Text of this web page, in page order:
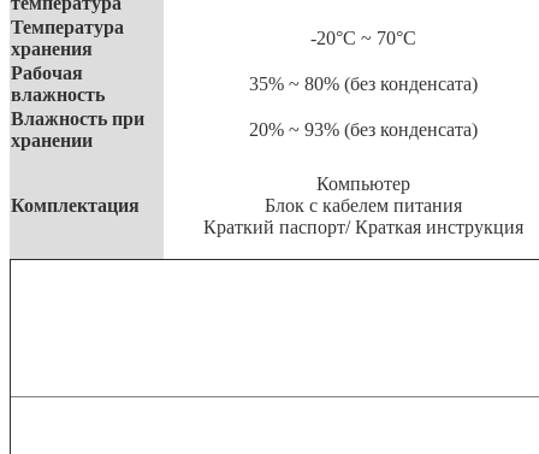
Температура
хранения
-20°С ~ 70°С
Рабочая
влажность
35% ~ 80% (без конденсата)
Влажность при
хранении
20% ~ 93% (без конденсата)
Комплектация
Компьютер
Блок с кабелем питания
Краткий паспорт/ Краткая инструкция